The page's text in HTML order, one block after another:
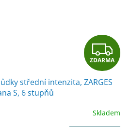
Z
D
A
R
ZDARMA
střední intenzita, ZARGES
S, 6 stupňů
Skladem